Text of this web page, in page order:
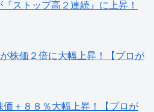
ストップ高２連続』に上昇！
株価２倍に大幅上昇！【プロが
＋８８％大幅上昇！【プロが